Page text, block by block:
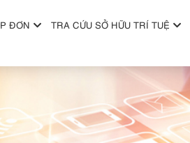
ĐƠN TRA CỨU SỞ HỮU TRÍ TUỆ